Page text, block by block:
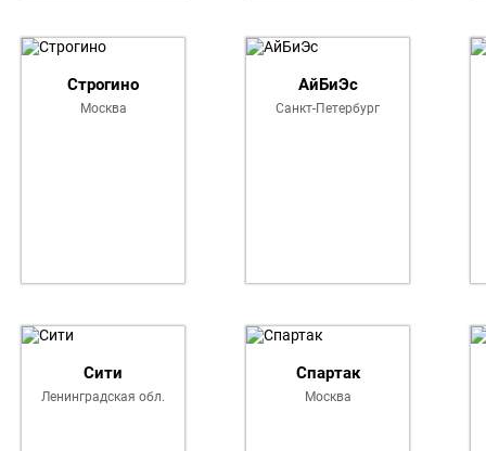
Строгино
Москва
АйБиЭс
Санкт-Петербург
Сити
Ленинградская обл.
Спартак
Москва